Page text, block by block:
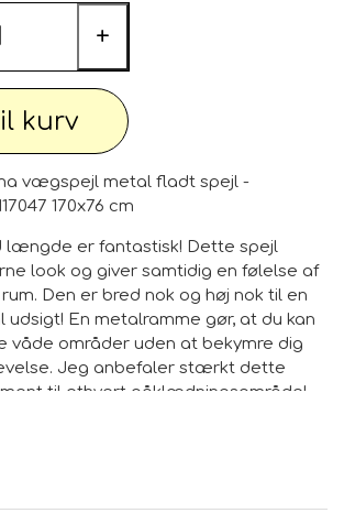
+
kurv
vægspejl metal fladt spejl -
170x76 cm
længde er fantastisk! Dette spejl
look og giver samtidig en følelse af
Den er bred nok og høj nok til en
En metalramme gør, at du kan
våde områder uden at bekymre dig
Jeg anbefaler stærkt dette
til ethvert påklædningsområde!
og forbedrer rummet!